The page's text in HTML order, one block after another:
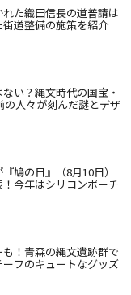
れた織田信長の道普請は
道整備の施策を紹介
い？縄文時代の国宝・
の人々が刻んだ謎とデザ
鳩の日』（8月10日）
今年はシリコンポーチ
！青森の縄文遺跡群で
フのキュートなグッズ